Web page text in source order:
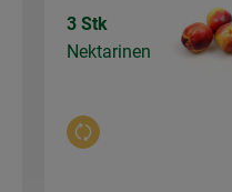
3 Stk
Nektarinen
Auswahl ändern